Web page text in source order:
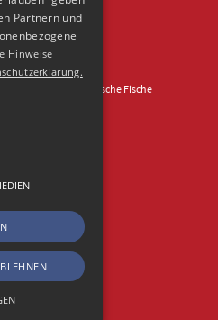
© 2026 Agentur Frische Fische
Partnern und
Hinweise